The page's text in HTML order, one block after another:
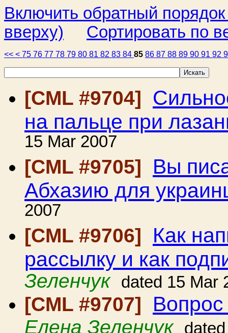
Включить обратный
вверху)
Сортировать по
<< < 75 76 77 78 79 80 81 82 83 84 85 86 87 88 89 90 91 92
[CML #9704]
на пальце при
15 Mar 2007
[CML #9705]
Вы
Абхазию для
2007
[CML #9706]
Как
рассылку и как
Зеленчук
dated 15 Mar
[CML #9707]
Елена Зеленчук